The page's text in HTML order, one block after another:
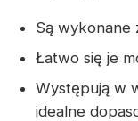
Są wykonane
Łatwo się je
Występują w
idealne